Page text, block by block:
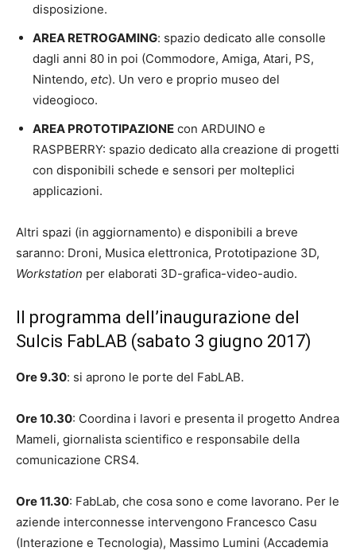
disposizione.
AREA RETROGAMING: spazio dedicato alle consolle
dagli anni 80 in poi (Commodore, Amiga, Atari, PS,
Nintendo, etc). Un vero e proprio museo del
videogioco.
AREA PROTOTIPAZIONE con ARDUINO e
RASPBERRY: spazio dedicato alla creazione di progetti
con disponibili schede e sensori per molteplici
applicazioni.
Altri spazi (in aggiornamento) e disponibili a breve
saranno: Droni, Musica elettronica, Prototipazione 3D,
Workstation per elaborati 3D-grafica-video-audio.
Il programma dell’inaugurazione del
Sulcis FabLAB (sabato 3 giugno 2017)
Ore 9.30: si aprono le porte del FabLAB.
Ore 10.30: Coordina i lavori e presenta il progetto Andrea
Mameli, giornalista scientifico e responsabile della
comunicazione CRS4.
Ore 11.30: FabLab, che cosa sono e come lavorano. Per le
aziende interconnesse intervengono Francesco Casu
(Interazione e Tecnologia), Massimo Lumini (Accademia